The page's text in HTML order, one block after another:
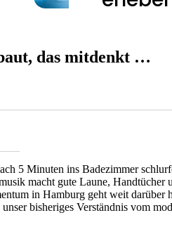
das mitdenkt …
5 Minuten ins Badezimmer
macht gute Laune,
in Hamburg geht weit
bisheriges Verständnis vom